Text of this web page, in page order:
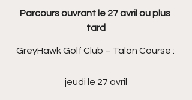
Parcours ouvrant le 27 avril ou plus
tard
GreyHawk Golf Club – Talon Course :
jeudi le 27 avril